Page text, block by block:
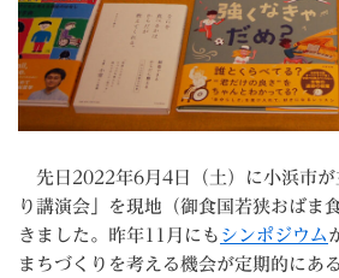
先日2022年6月4日（土）に小浜市が
り講演会」を現地（御食国若狭おばま
きました。昨年11月にも シンポジウム
まちづくりを考える機会が定期的にあ